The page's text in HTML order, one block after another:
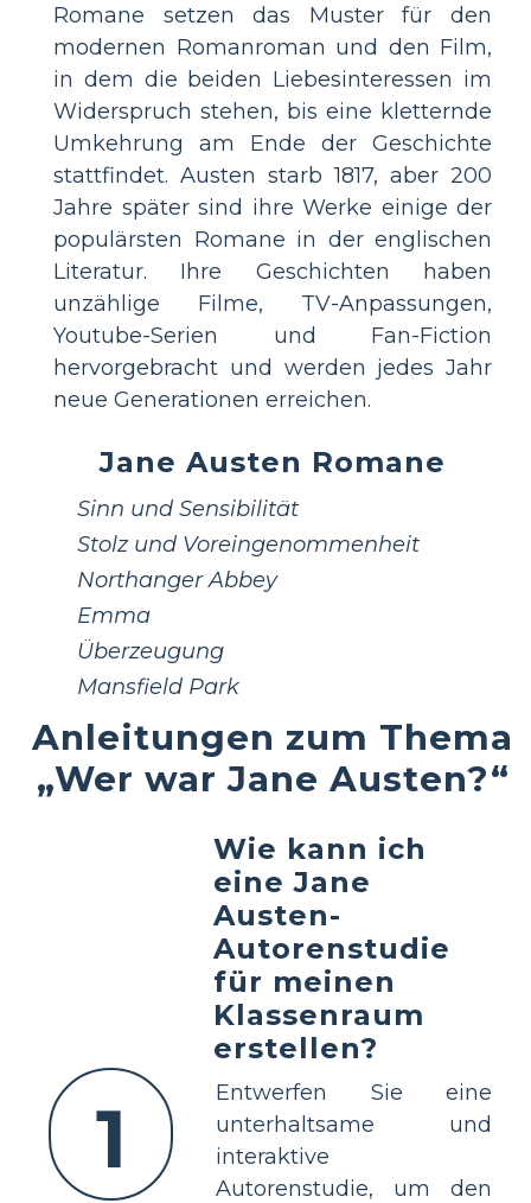
Romane setzen das Muster für den
modernen Romanroman und den Film,
in dem die beiden Liebesinteressen im
Widerspruch stehen, bis eine kletternde
Umkehrung am Ende der Geschichte
stattfindet. Austen starb 1817, aber 200
Jahre später sind ihre Werke einige der
populärsten Romane in der englischen
Literatur. Ihre Geschichten haben
unzählige Filme, TV-Anpassungen,
Youtube-Serien und Fan-Fiction
hervorgebracht und werden jedes Jahr
neue Generationen erreichen.
Jane Austen Romane
Sinn und Sensibilität
Stolz und Voreingenommenheit
Northanger Abbey
Emma
Überzeugung
Mansfield Park
Anleitungen zum Thema
„Wer war Jane Austen?“
1
Wie kann ich
eine Jane
Austen-
Autorenstudie
für meinen
Klassenraum
erstellen?
Entwerfen Sie eine
unterhaltsame und
interaktive
Autorenstudie, um den